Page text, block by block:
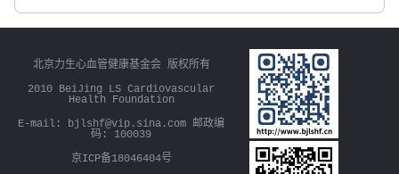
北京力生心血管健康基金会 版权所有
2010 BeiJing LS Cardiovascular
Health Foundation
E-mail: bjlshf@vip.sina.com 邮政编
码: 100039
京ICP备18046404号